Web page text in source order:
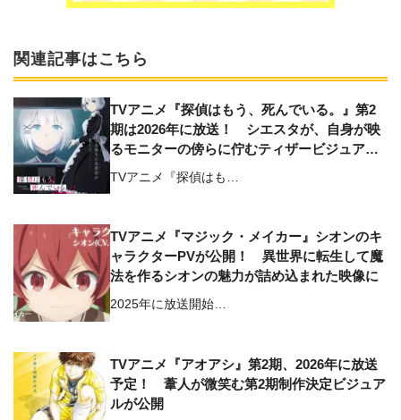
関連記事はこちら
TVアニメ『探偵はもう、死んでいる。』第2
期は2026年に放送！ シエスタが、自身が映
るモニターの傍らに佇むティザービジュアル
TVアニメ『探偵はも…
TVアニメ『マジック・メイカー』シオンのキ
ャラクターPVが公開！ 異世界に転生して魔
法を作るシオンの魅力が詰め込まれた映像に
2025年に放送開始…
TVアニメ『アオアシ』第2期、2026年に放送
予定！ 葦人が微笑む第2期制作決定ビジュア
ルが公開